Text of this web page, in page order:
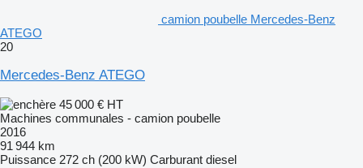
camion poubelle Mercedes-Benz
ATEGO
20
Mercedes-Benz ATEGO
45 000 € HT
Machines communales - camion poubelle
2016
91 944 km
Puissance 272 ch (200 kW) Carburant diesel